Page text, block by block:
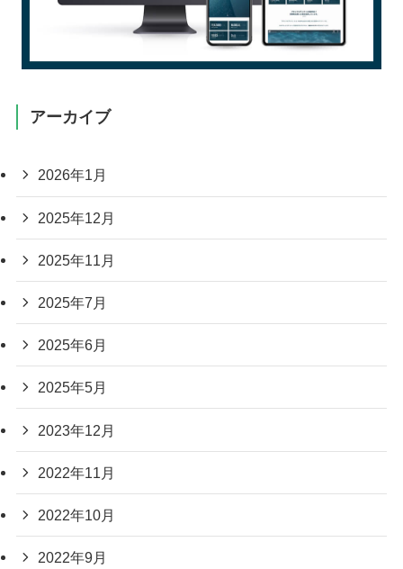
アーカイブ
2026年1月
2025年12月
2025年11月
2025年7月
2025年6月
2025年5月
2023年12月
2022年11月
2022年10月
2022年9月